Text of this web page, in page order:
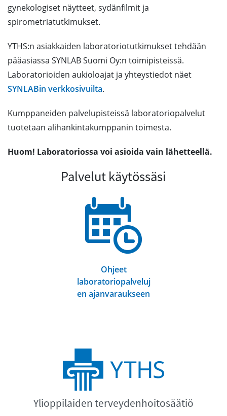
gynekologiset näytteet, sydänfilmit ja
spirometriatutkimukset.
YTHS:n asiakkaiden laboratoriotutkimukset tehdään
pääasiassa SYNLAB Suomi Oy:n toimipisteissä.
Laboratorioiden aukioloajat ja yhteystiedot näet
SYNLABin verkkosivuilta.
Kumppaneiden palvelupisteissä laboratoriopalvelut
tuotetaan alihankintakumppanin toimesta.
Huom! Laboratoriossa voi asioida vain lähetteellä.
Palvelut käytössäsi
Ohjeet
laboratoriopalveluj
en ajanvaraukseen
Ylioppilaiden terveydenhoitosäätiö